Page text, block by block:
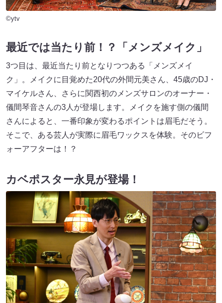
©ytv
最近では当たり前！？「メンズメイク」
3つ目は、最近当たり前となりつつある「メンズメイ
ク」。メイクに目覚めた20代の外間元美さん、45歳のDJ・
マイケルさん、さらに関西初のメンズサロンのオーナー・
儀間琴音さんの3人が登場します。メイクを施す側の儀間
さんによると、一番印象が変わるポイントは眉毛だそう。
そこで、ある芸人が実際に眉毛ワックスを体験。そのビフ
ォーアフターは！？
カベポスター永見が登場！